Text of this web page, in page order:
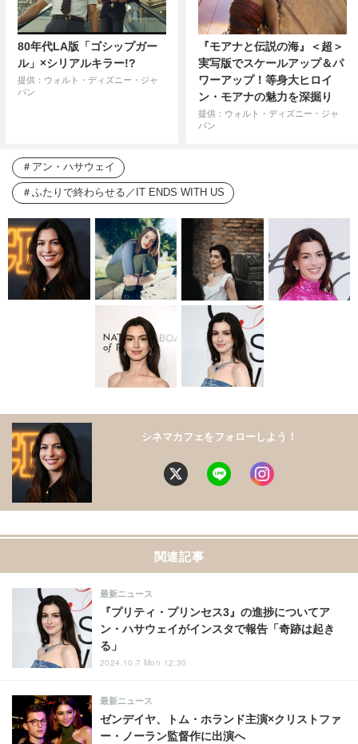
80年代LA版「ゴシップガー
ル」×シリアルキラー!?
提供：ウォルト・ディズニー・ジャ
パン
『モアナと伝説の海』＜超＞
実写版でスケールアップ＆パ
ワーアップ！等身大ヒロイ
ン・モアナの魅力を深掘り
提供：ウォルト・ディズニー・ジャ
パン
アン・ハサウェイ
ふたりで終わらせる／IT ENDS WITH US
シネマカフェをフォローしよう！
関連記事
『プリティ・プリンセス3』の進捗についてア
ン・ハサウェイがインスタで報告「奇跡は起き
る」
最新ニュース
2024.10.7 Mon 12:30
ゼンデイヤ、トム・ホランド主演×クリストファ
ー・ノーラン監督作に出演へ
最新ニュース